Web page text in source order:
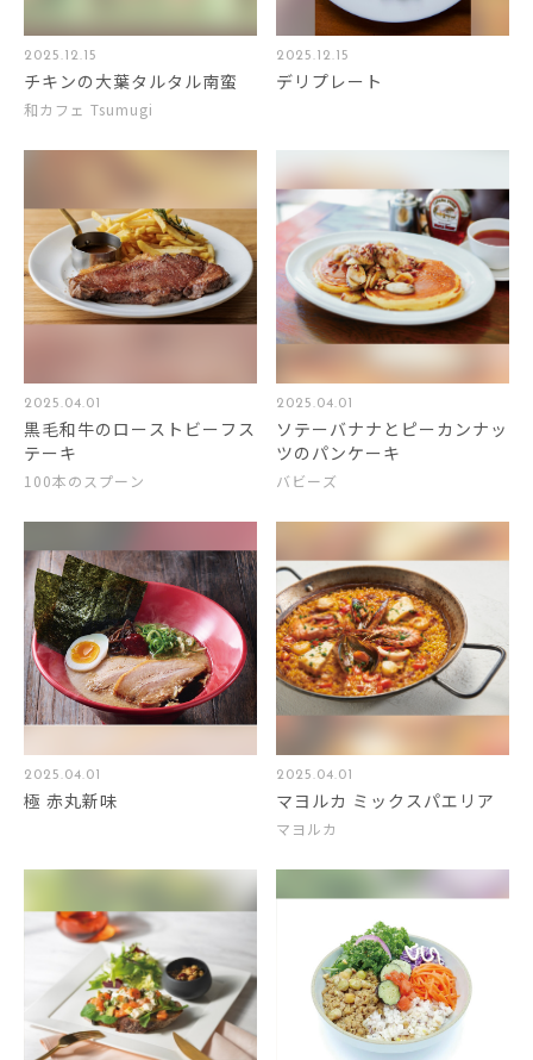
2025.12.15
チキンの大葉タルタル南蛮
和カフェ Tsumugi
2025.12.15
デリプレート
2025.04.01
黒毛和牛のローストビーフス
テーキ
100本のスプーン
2025.04.01
ソテーバナナとピーカンナッ
ツのパンケーキ
バビーズ
2025.04.01
極 赤丸新味
2025.04.01
マヨルカ ミックスパエリア
マヨルカ